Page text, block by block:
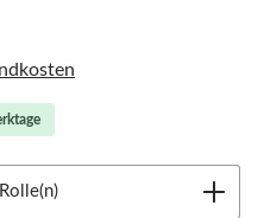
Wert ein
Rolle(n)